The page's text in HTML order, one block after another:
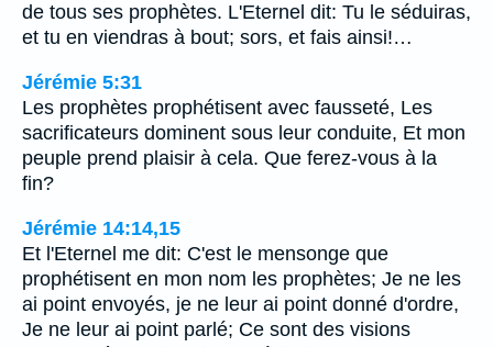
de tous ses prophètes. L'Eternel dit: Tu le séduiras,
et tu en viendras à bout; sors, et fais ainsi!…
Jérémie 5:31
Les prophètes prophétisent avec fausseté, Les
sacrificateurs dominent sous leur conduite, Et mon
peuple prend plaisir à cela. Que ferez-vous à la
fin?
Jérémie 14:14,15
Et l'Eternel me dit: C'est le mensonge que
prophétisent en mon nom les prophètes; Je ne les
ai point envoyés, je ne leur ai point donné d'ordre,
Je ne leur ai point parlé; Ce sont des visions